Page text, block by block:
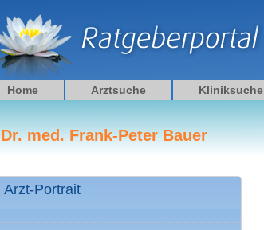
Home Arztsuche Kliniksuche
Dr. med. Frank-Peter Bauer
Arzt-Portrait